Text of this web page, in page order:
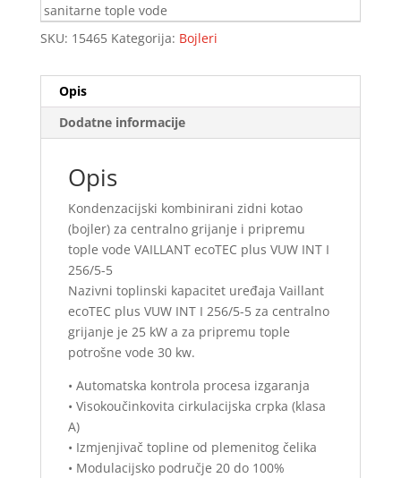
sanitarne tople vode
SKU: 15465 Kategorija: Bojleri
Opis
Dodatne informacije
Opis
Kondenzacijski kombinirani zidni kotao
(bojler) za centralno grijanje i pripremu
tople vode VAILLANT ecoTEC plus VUW INT I
256/5-5
Nazivni toplinski kapacitet uređaja Vaillant
ecoTEC plus VUW INT I 256/5-5 za centralno
grijanje je 25 kW a za pripremu tople
potrošne vode 30 kw.
• Automatska kontrola procesa izgaranja
• Visokoučinkovita cirkulacijska crpka (klasa
A)
• Izmjenjivač topline od plemenitog čelika
• Modulacijsko područje 20 do 100%